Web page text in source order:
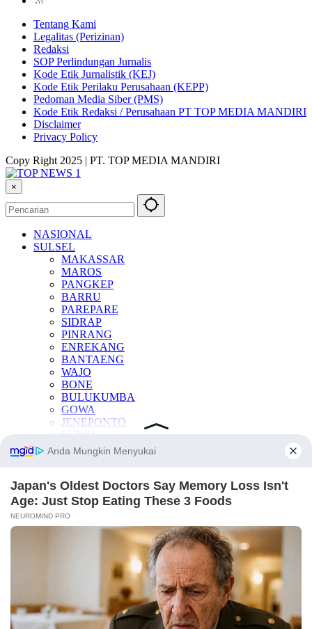
Tentang Kami
Legalitas (Perizinan)
Redaksi
SOP Perlindungan Jurnalis
Kode Etik Jurnalistik (KEJ)
Kode Etik Perilaku Perusahaan (KEPP)
Pedoman Media Siber (PMS)
Kode Etik Redaksi / Perusahaan PT TOP MEDIA MANDIRI
Disclaimer
Privacy Policy
Copy Right 2025 | PT. TOP MEDIA MANDIRI
×
NASIONAL
SULSEL
MAKASSAR
MAROS
PANGKEP
BARRU
PAREPARE
SIDRAP
PINRANG
ENREKANG
BANTAENG
WAJO
BONE
BULUKUMBA
GOWA
JENEPONTO
LUWU TIMUR
LUWU UTARA
SINJAI
SOPPENG
TAKALAR
KESEHATAN
INDEKS BERITA
Manfaat Buah
Berita Otomotif
Berita Teknologi